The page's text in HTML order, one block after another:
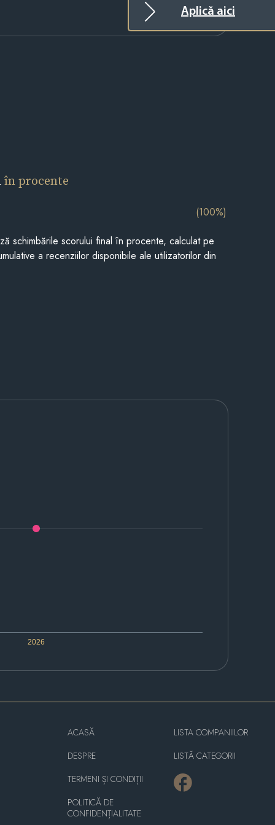
Aplică aici
în procente
(100%)
schimbările scorului final în procente, calculat pe
a recenziilor disponibile ale utilizatorilor din
2026
ACASĂ
DESPRE
TERMENI ȘI CONDIȚII
POLITICĂ DE
CONFIDENȚIALITATE
LISTA COMPANIILOR
LISTĂ CATEGORII